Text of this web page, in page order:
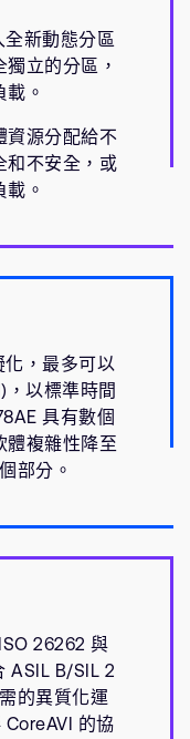
新動態分區
立的分區，
。
資源分配給不
和不安全，或
。
，最多可以
，以標準時間
具有數個
體複雜性降至
部分。
26262 與
ASIL B/SIL 2
的異質化運
的協